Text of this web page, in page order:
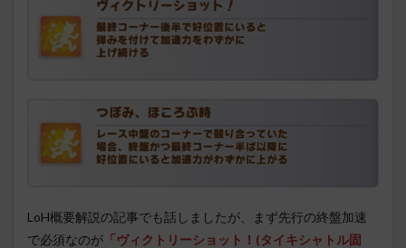
LoH概要解説の記事でも話しましたが、まず先行の終盤加速
で必須なのが 「ヴィクトリーショット！(タイキシャトル固